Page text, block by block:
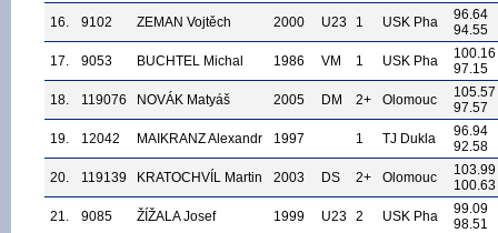
16.
9102 ZEMAN Vojtěch 2000 U23 1 USK Pha
96.64
94.55
17.
9053 BUCHTEL Michal 1986 VM 1 USK Pha
100.16
97.15
18.
119076 NOVÁK Matyáš 2005 DM 2+ Olomouc
105.57
97.57
19.
12042 MAIKRANZ Alexandr 1997 1 TJ Dukla
96.94
92.58
20.
119139 KRATOCHVÍL Martin 2003 DS 2+ Olomouc
103.99
100.63
21.
9085 ŽÍŽALA Josef 1999 U23 2 USK Pha
99.09
98.51